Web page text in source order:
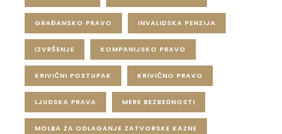
GRAĐANSKO PRAVO INVALIDSKA PENZIJA
IZVRŠENJE KOMPANIJSKO PRAVO
KRIVIČNI POSTUPAK KRIVIČNO PRAVO
LJUDSKA PRAVA MERE BEZBEDNOSTI
MOLBA ZA ODLAGANJE ZATVORSKE KAZNE